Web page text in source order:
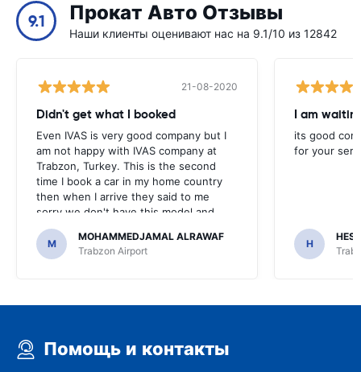
9.1 Прокат Авто Отзывы
Наши клиенты оценивают нас на 9.1/10 из 12842
21-08-2020
Didn't get what I booked
Even IVAS is very good company but I
am not happy with IVAS company at
Trabzon, Turkey. This is the second
time I book a car in my home country
then when I arrive they said to me
sorry we don't have this model and
they force me to get deferent and
higher model with higher price.
M
MOHAMMEDJAMAL ALRAWAF
Trabzon Airport
its good
for your
H
Помощь и контакты